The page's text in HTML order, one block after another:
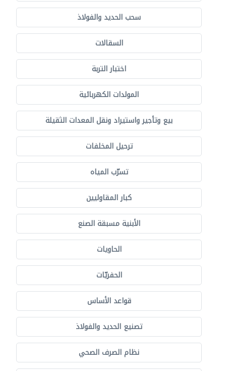
سحب الحديد والفولاذ
السقالات
اختبار التربة
المولدات الكهربائية
بيع وتأجير واستيراد ونقل المعدات الثقيلة
ترحيل المخلفات
تسرّب المياه
كبار المقاوليين
الأبنية مسبقة الصنع
الحاويات
الحفريّات
قواعد الأساس
تصنيع الحديد والفولاذ
نظام الصرف الصحي